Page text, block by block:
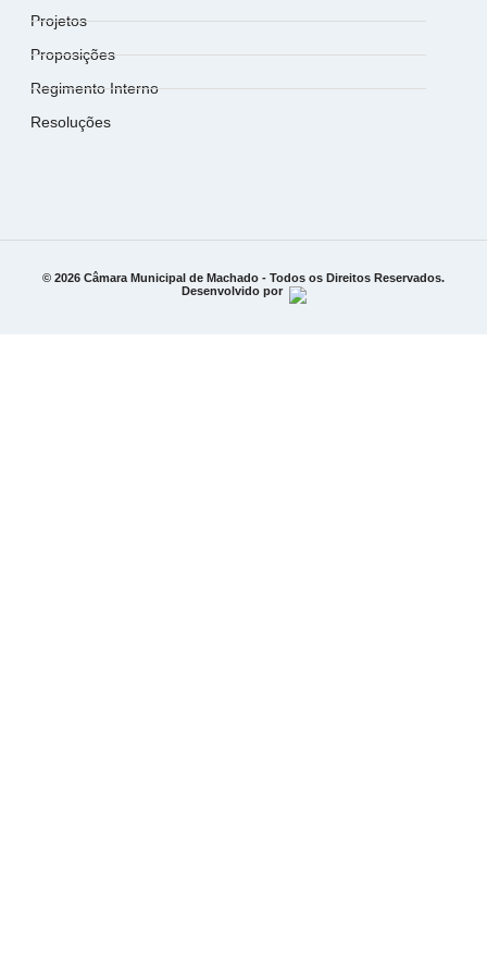
Projetos
Proposições
Regimento Interno
Resoluções
© 2026 Câmara Municipal de Machado - Todos os Direitos Reservados.
Desenvolvido por